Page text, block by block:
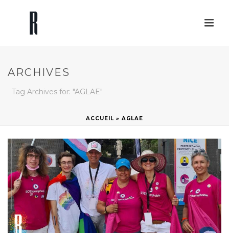
ARCHIVES
Tag Archives for: "AGLAE"
ACCUEIL » AGLAE